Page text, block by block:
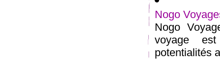
Nogo
Nogo
voyage
potentialités